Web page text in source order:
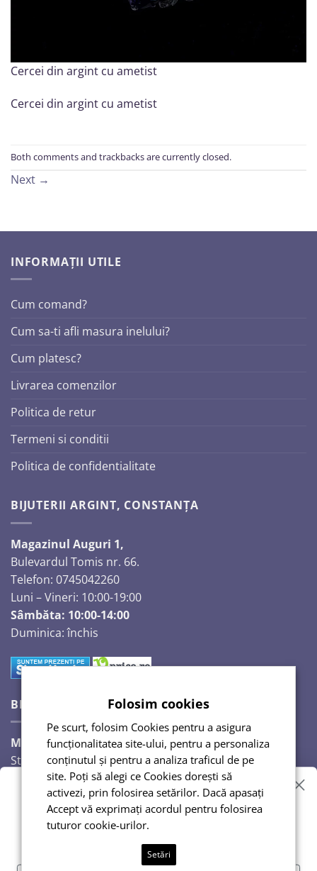
Cercei din argint cu ametist
Cercei din argint cu ametist
Both comments and trackbacks are currently closed.
Next →
INFORMAȚII UTILE
Cum comand?
Cum sa-ti afli masura inelului?
Cum platesc?
Livrarea comenzilor
Politica de retur
Termeni si conditii
Politica de confidentialitate
BIJUTERII ARGINT, CONSTANȚA
Magazinul Auguri 1,
Bulevardul Tomis nr. 66.
Telefon: 0745042260
Luni – Vineri: 10:00-19:00
Sâmbăta: 10:00-14:00
Duminica: închis
BIJUTERII SI CRISTALE
Magazinul Auguri 2,
Strada Răscoalei 1907, nr. 18.
Telefon: 0720224353
Luni – Vineri: 10:00-18:00
Sâmbăta: 10:00-14:00
Duminică: închis
Folosim cookies
Pe scurt, folosim Cookies pentru a asigura
funcționalitatea site-ului, pentru a personaliza
conținutul și pentru a analiza traficul de pe
site. Poți să alegi ce Cookies dorești să
activezi, prin folosirea setărilor. Dacă apasați
Accept vă exprimați acordul pentru folosirea
tuturor cookie-urilor.
Setări
Vrei reduceri?
Abonează-te și te anunțăm!